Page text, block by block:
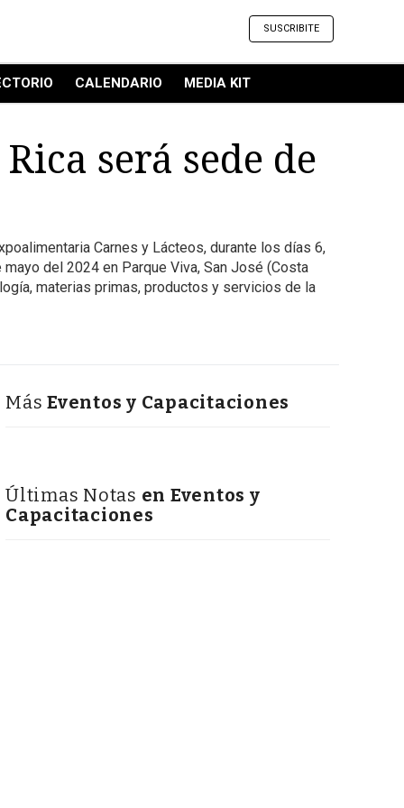
SUSCRIBITE
CALENDARIO MEDIA KIT
será sede de
Carnes y Lácteos, durante los días 6,
del 2024 en Parque Viva, San José (Costa
materias primas, productos y servicios de la
Más Eventos y Capacitaciones
Últimas Notas en Eventos y
Capacitaciones